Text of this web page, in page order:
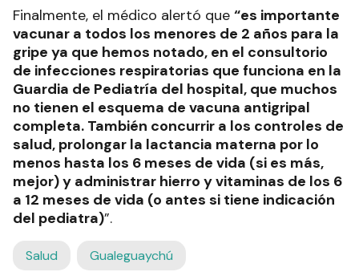
Finalmente, el médico alertó que “es importante
vacunar a todos los menores de 2 años para la
gripe ya que hemos notado, en el consultorio
de infecciones respiratorias que funciona en la
Guardia de Pediatría del hospital, que muchos
no tienen el esquema de vacuna antigripal
completa. También concurrir a los controles de
salud, prolongar la lactancia materna por lo
menos hasta los 6 meses de vida (si es más,
mejor) y administrar hierro y vitaminas de los 6
a 12 meses de vida (o antes si tiene indicación
del pediatra)”.
Salud Gualeguaychú